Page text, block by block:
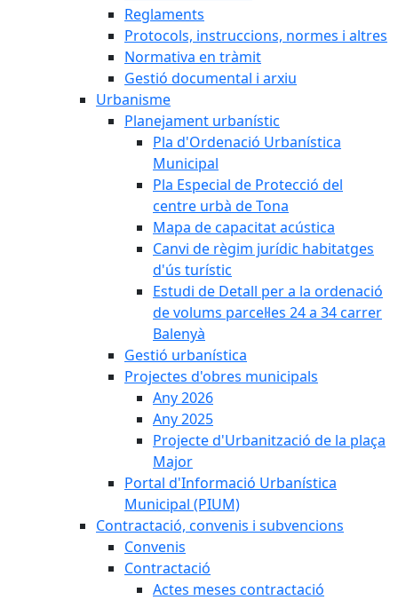
Reglaments
Protocols, instruccions, normes i altres
Normativa en tràmit
Gestió documental i arxiu
Urbanisme
Planejament urbanístic
Pla d'Ordenació Urbanística
Municipal
Pla Especial de Protecció del
centre urbà de Tona
Mapa de capacitat acústica
Canvi de règim jurídic habitatges
d'ús turístic
Estudi de Detall per a la ordenació
de volums parcel·les 24 a 34 carrer
Balenyà
Gestió urbanística
Projectes d'obres municipals
Any 2026
Any 2025
Projecte d'Urbanització de la plaça
Major
Portal d'Informació Urbanística
Municipal (PIUM)
Contractació, convenis i subvencions
Convenis
Contractació
Actes meses contractació